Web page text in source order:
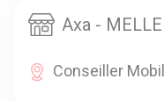
Axa -
Conseiller